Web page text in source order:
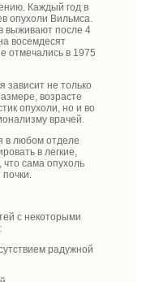
Каждый год в
опухоли Вильмса.
выживают после 4
восемдесят
отмечались в 1975
зависит не только
возрасте
опухоли, но и во
врачей.
в любом отделе
в легкие,
что сама опухоль
с некоторыми
радужной